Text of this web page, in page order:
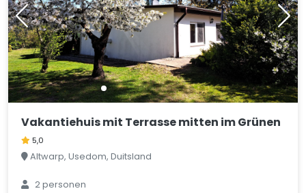
Vakantiehuis mit Terrasse mitten im Grünen
5,0
Altwarp, Usedom, Duitsland
2 personen